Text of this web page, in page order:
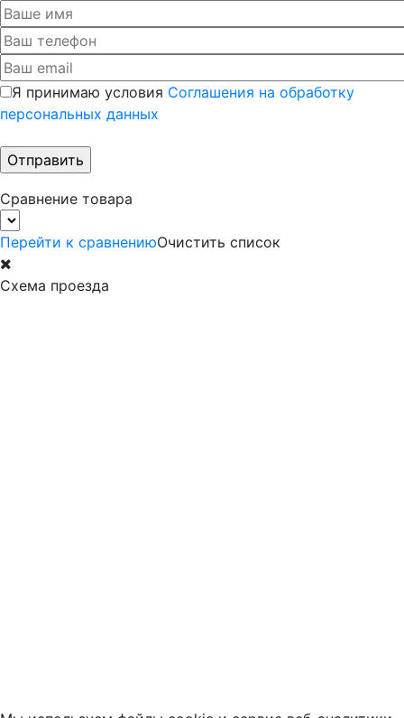
Я принимаю условия Соглашения на обработку
персональных данных
Сравнение товара
Перейти к сравнениюОчистить список
Схема проезда